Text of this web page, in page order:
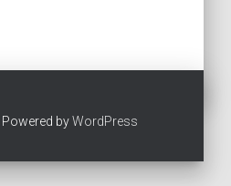
| Powered byWordPress